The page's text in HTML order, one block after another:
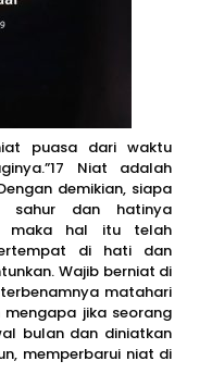
puasa dari waktu
Niat adalah
demikian, siapa
sahur dan hatinya
maka hal itu telah
di hati dan
Wajib berniat di
matahari
jika seorang
bulan dan diniatkan
memperbarui niat di